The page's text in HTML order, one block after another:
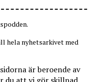
hela nyhetsarkivet med
är beroende av